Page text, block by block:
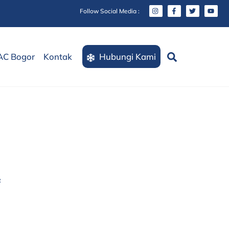
Follow Social Media :
Bogor Kontak Hubungi Kami